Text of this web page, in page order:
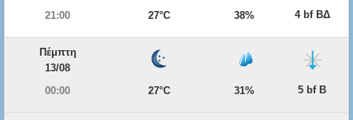
21:00
27°C 38% 4 bf ΒΔ
Πέμπτη
13/08
00:00
27°C 31% 5 bf Β